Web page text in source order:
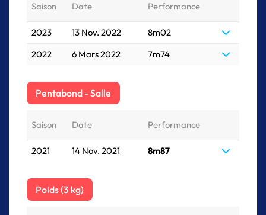
Saison Date Performance
2023 13 Nov. 2022
8m02
2022
6 Mars 2022 7m74
Pentabond - Salle
Saison Date Performance
2021 14 Nov. 2021 8m87
Poids (3 kg)